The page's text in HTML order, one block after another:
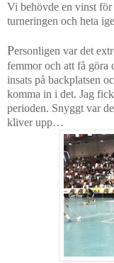
Vi behövde en vinst
turneringen och heta
Personligen var det
femmor och att få göra
insats på backplatsen
komma in i det. Jag
perioden. Snyggt var
kliver upp…